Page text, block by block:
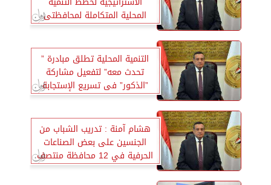
المحلية المتكاملة لمحافظتى
سوهاج وقنا 2030
التنمية المحلية تطلق مبادرة ”
تحدث معه” لتفعيل مشاركة
”الذكور” فى تسريع الإستجابة
المحلية للقضية السكانية
هشام آمنة : تدريب الشباب من
الجنسين على بعض الصناعات
الحرفية في 12 محافظة منتصف
نوفمبر القادم